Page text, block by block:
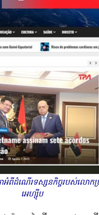
លោអំពីដំណើរទស្សនកិច្ចរបស់លោ
អេហ្ស៊ីប